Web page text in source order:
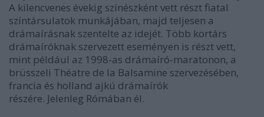
A kilencvenes évekig színészként vett részt fiatal
színtársulatok munkájában, majd teljesen a
drámaírásnak szentelte az idejét. Több kortárs
drámaíróknak szervezett eseményen is részt vett,
mint például az 1998-as drámaíró-maratonon, a
brüsszeli Théatre de la Balsamine szervezésében,
francia és holland ajkú drámaírók
részére. Jelenleg Rómában él.